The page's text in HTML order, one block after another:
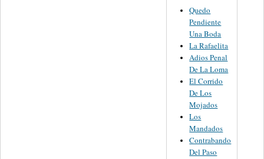
Quedo
Pendiente
Una Boda
La Rafaelita
Adios Penal
De La Loma
El Corrido
De Los
Mojados
Los
Mandados
Contrabando
Del Paso